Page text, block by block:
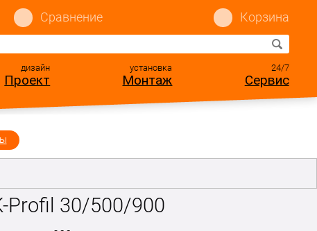
Сравнение Корзина
дизайн
Проект
установка
Монтаж
24/7
Сервис
Profil 30/500/900